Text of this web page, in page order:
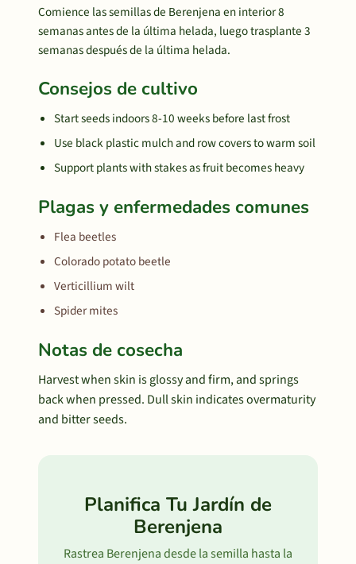
Comience las semillas de Berenjena en interior 8
semanas antes de la última helada, luego trasplante 3
semanas después de la última helada.
Consejos de cultivo
Start seeds indoors 8-10 weeks before last frost
Use black plastic mulch and row covers to warm soil
Support plants with stakes as fruit becomes heavy
Plagas y enfermedades comunes
Flea beetles
Colorado potato beetle
Verticillium wilt
Spider mites
Notas de cosecha
Harvest when skin is glossy and firm, and springs
back when pressed. Dull skin indicates overmaturity
and bitter seeds.
Planifica Tu Jardín de
Berenjena
Rastrea Berenjena desde la semilla hasta la